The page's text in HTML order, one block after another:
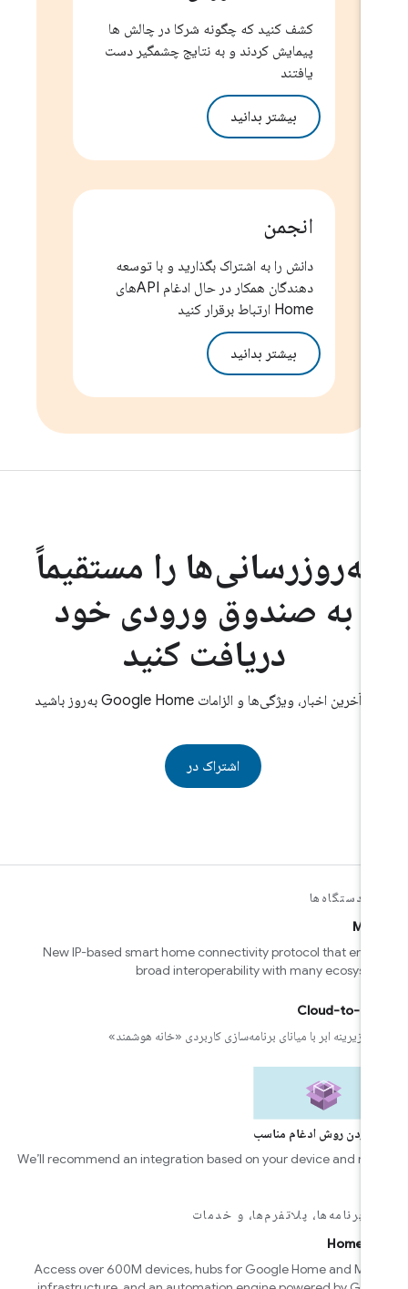
کشف کنید که چگونه شرکا در چالش ها
پیمایش کردند و به نتایج چشمگیر دست
یافتند
بیشتر بدانید
انجمن
دانش را به اشتراک بگذارید و با توسعه
دهندگان همکار در حال ادغام APIهای
Home ارتباط برقرار کنید
بیشتر بدانید
به‌روزرسانی‌ها را مستقیماً
به صندوق ورودی خود
دریافت کنید
از آخرین اخبار، ویژگی‌ها و الزامات Google Home به‌روز باشید
اشتراک در
دستگاه‌ها
New IP-based smart home connectivity protocol that
broad interoperability with many
Cloud-to-
زیرینه ابر با میانای برنامه‌سازی کاربردی «خانه هوشمند»
کردن روش ادغام مناسب
We’ll recommend an integration based on your device and
برنامه‌ها، پلاتفرم‌ها، و خدمات
Home
Access over 600M devices, hubs for Google Home and